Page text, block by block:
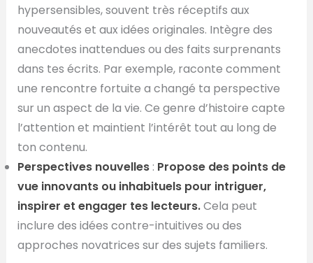
hypersensibles, souvent très réceptifs aux
nouveautés et aux idées originales. Intègre des
anecdotes inattendues ou des faits surprenants
dans tes écrits. Par exemple, raconte comment
une rencontre fortuite a changé ta perspective
sur un aspect de la vie. Ce genre d’histoire capte
l’attention et maintient l’intérêt tout au long de
ton contenu.
Perspectives nouvelles: Propose des points de
vue innovants ou inhabituels pour intriguer,
inspirer et engager tes lecteurs.Cela peut
inclure des idées contre-intuitives ou des
approches novatrices sur des sujets familiers.